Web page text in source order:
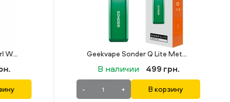
Geekvape Sonder Q Lite Metallic Green (Металлический зелёный) Elf Bar ELFX Pro Gray
В наличии 900 грн.
- + В корзину